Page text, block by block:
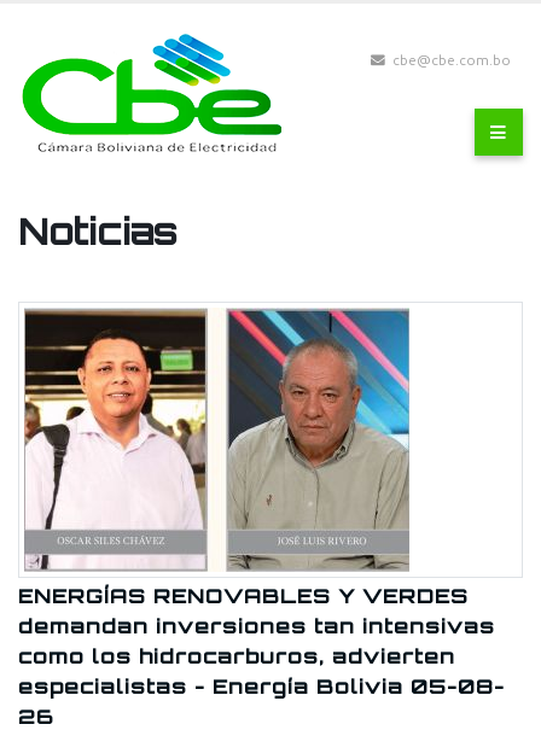
cbe@cbe.com.bo
Noticias
ENERGÍAS RENOVABLES Y VERDES
demandan inversiones tan intensivas
como los hidrocarburos, advierten
especialistas - Energía Bolivia 05-08-
26